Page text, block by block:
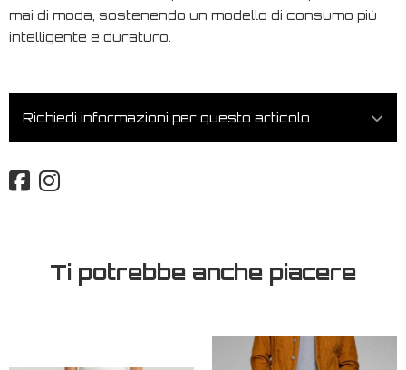
mai di moda, sostenendo un modello di consumo più
intelligente e duraturo.
Richiedi informazioni per questo articolo
Ti potrebbe anche piacere